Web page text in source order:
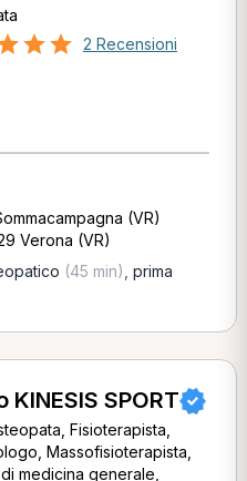
2 Recensioni
(VR)
Verona (VR)
(45 min) prima
KINESIS SPORT
Fisioterapista,
Massofisioterapista,
medicina generale,